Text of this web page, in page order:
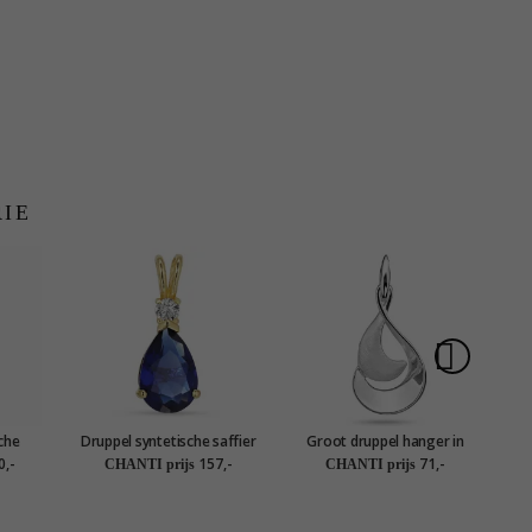
Druppel syntetische saffier
hanger in 14 karaat goud -
Gold Collection
CHANTI prijs 157,-
Groot druppel hanger in
gerodineerd zilver
CHANTI prijs 71,-